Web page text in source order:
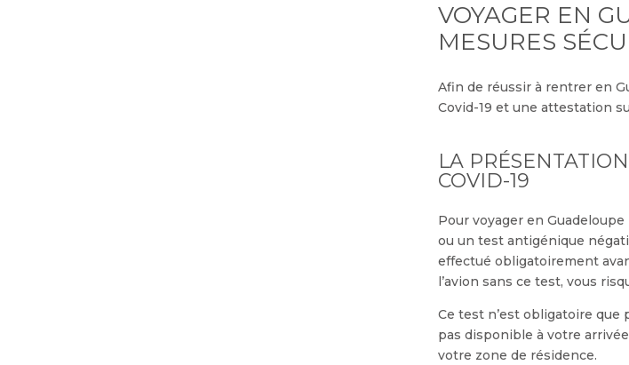
VOYAGER EN
MESURES
Afin de réussir à rentrer en
Covid-19 et une attestation
LA
COVID-19
Pour voyager en
ou un test antigénique
effectué obligatoirement
l’avion sans ce test, vous
Ce test n’est obligatoire que
pas disponible à votre
votre zone de résidence.